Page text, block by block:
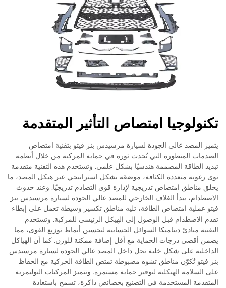
تكنولوجيا امتصاص التأثير المتقدمة
يتميز المصد عالي الجودة لسيارة مرسيدس بنز فيتو بتقنية امتصاص
الصدمات المتطورة التي تُحدث ثورة في حماية المركبة من خلال أنظمة
تبديد الطاقة المصممة هندسيًا بشكل علمي. وتستخدم هذه التقنية متقدمة
نوى رغوية متعددة الكثافة، موضعَة بشكل استراتيجي عبر هيكل المصد، ما
يخلق مناطق امتصاص تدريجية لإدارة قوى التصادم تدريجيًا. وعند حدوث
الاصطدام، يبدأ الغلاف الخارجي للمصد عالي الجودة لسيارة مرسيدس بنز
فيتو عملية امتصاص الطاقة، تليه مناطق تكسير وسيطة تعمل على إبطاء
تقدم الاصطدام قبل الوصول إلى الهيكل الرئيسي للمركبة. وتستخدم
التقنية مبادئ ديناميكا السوائل الحسابية لتحسين أنماط توزيع القوى، مما
يضمن أقصى درجات الحماية مع أقل إضافة ممكنة للوزن. كما أن الهياكل
الداخلية على شكل خلية نحل داخل المصد عالي الجودة لسيارة مرسيدس
بنز فيتو تُكوّن مناطق تشوه مضبوطة تمتص الطاقة الحركية مع الحفاظ
على السلامة الهيكلية لتوفير حماية مستمرة. وتتميز المركبات البوليمرية
المتقدمة المستخدمة في التصنيع بخصائص ذاكرة، تسمح باستعادة